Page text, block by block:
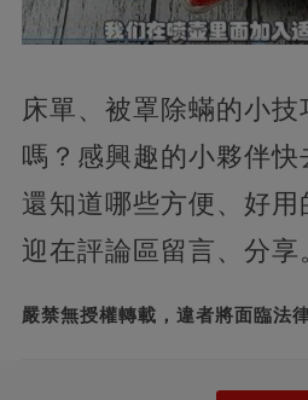
床單、被罩除蟎的小技
嗎？感興趣的小夥伴快
還知道哪些方便、好
迎在評論區留言、分享
嚴禁無授權轉載，違者將面臨法律